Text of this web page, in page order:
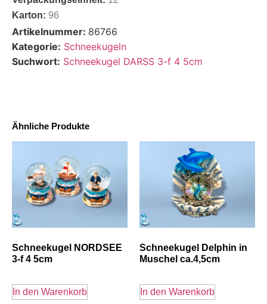
Karton: 96
Artikelnummer: 86766
Kategorie: Schneekugeln
Suchwort: Schneekugel DARSS 3-f 4 5cm
Ähnliche Produkte
Schneekugel NORDSEE
3-f 4 5cm
In den Warenkorb
Schneekugel Delphin in
Muschel ca.4,5cm
In den Warenkorb